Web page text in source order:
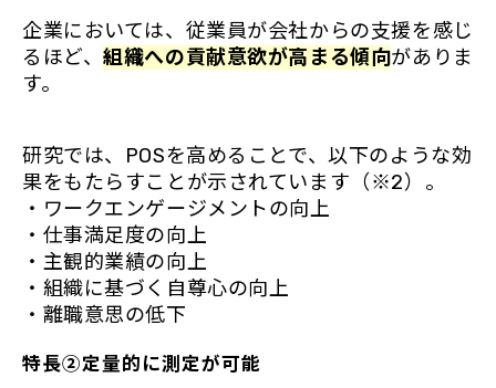
企業においては、従業員が会社からの支援を感じ
るほど、組織への貢献意欲が高まる傾向がありま
す。
研究では、POSを高めることで、以下のような効
果をもたらすことが示されています（※2）。
・ワークエンゲージメントの向上
・仕事満足度の向上
・主観的業績の向上
・組織に基づく自尊心の向上
・離職意思の低下
特長②定量的に測定が可能